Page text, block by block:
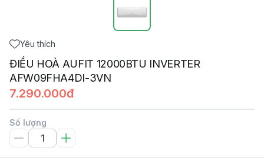
Yêu thích
ĐIỀU HOÀ AUFIT 12000BTU INVERTER
AFW09FHA4DI-3VN
7.290.000đ
Số lượng